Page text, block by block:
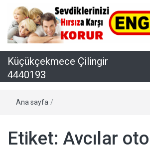
Küçükçekmece Çilingir
4440193
Ana sayfa /
Etiket: Avcılar